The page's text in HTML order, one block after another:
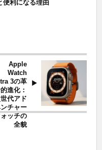
便利になる理由
Apple
Watch
3の革
進化：
代アド
チャー
ッチの
全貌